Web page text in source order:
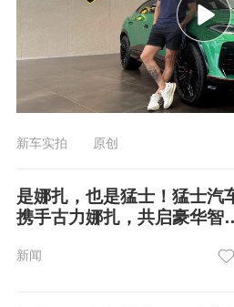
新车实拍 原创
是娜扎，也是猛士！猛士汽
携手古力娜扎，共启豪华智
新闻